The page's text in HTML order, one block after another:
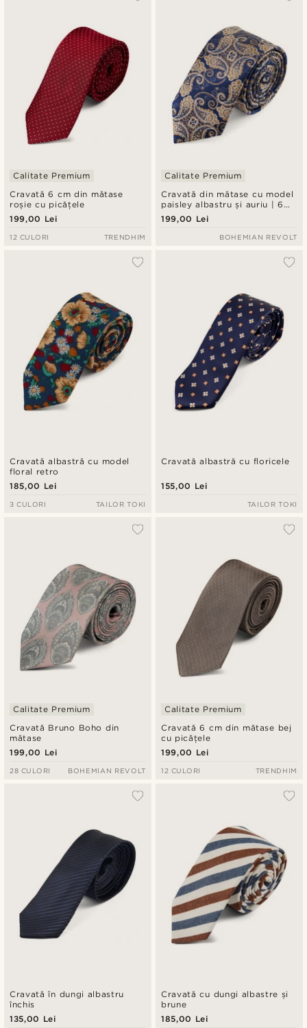
Cravată 6 cm din mătase
roșie cu picățele
Calitate Premium
199,00 Lei
12 CULORI TRENDHIM
Cravată din mătase cu model
paisley albastru și auriu | 6
cm
Calitate Premium
199,00 Lei
BOHEMIAN REVOLT
Cravată albastră cu model
floral retro
185,00 Lei
3 CULORI TAILOR TOKI
Cravată albastră cu floricele
155,00 Lei
TAILOR TOKI
Cravată Bruno Boho din
mătase
Calitate Premium
199,00 Lei
28 CULORI BOHEMIAN REVOLT
Cravată 6 cm din mătase bej
cu picățele
Calitate Premium
199,00 Lei
12 CULORI TRENDHIM
Cravată în dungi albastru
închis
135,00 Lei
Cravată cu dungi albastre și
brune
185,00 Lei